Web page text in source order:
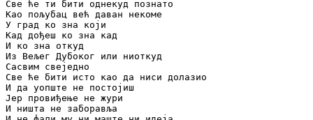
Све ће ти бити однекуд познато
Као пољубац већ даван некоме
У град ко зна који
Кад дођеш ко зна кад
И ко зна откуд
Из Вељег Дубоког или ниоткуд
Сасвим свеједно
Све ће бити исто као да ниси долазио
И да уопште не постојиш
Јер провиђење не жури
И ништа не заборавља